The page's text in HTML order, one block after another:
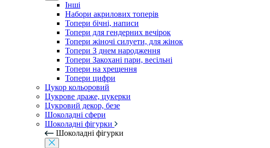
Інші
Набори акрилових топерів
Топери бічні, написи
Топери для гендерних вечірок
Топери жіночі силуети, для жінок
Топери З днем ​​народження
Топери Закохані пари, весільні
Топери на хрещення
Топери цифри
Цукор кольоровий
Цукрове драже, цукерки
Цукровий декор, безе
Шоколадні сфери
Шоколадні фігурки
Шоколадні фігурки